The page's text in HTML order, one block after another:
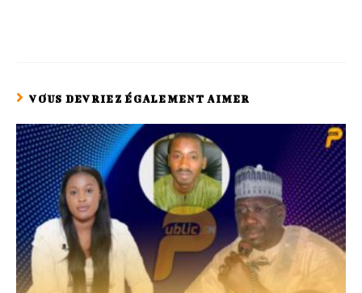
VOUS DEVRIEZ ÉGALEMENT AIMER